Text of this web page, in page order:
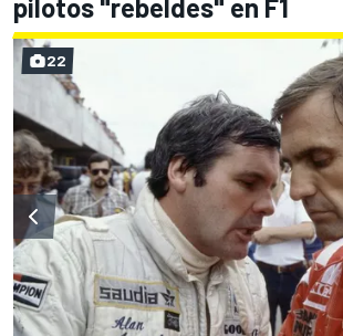
pilotos "rebeldes" en F1
22